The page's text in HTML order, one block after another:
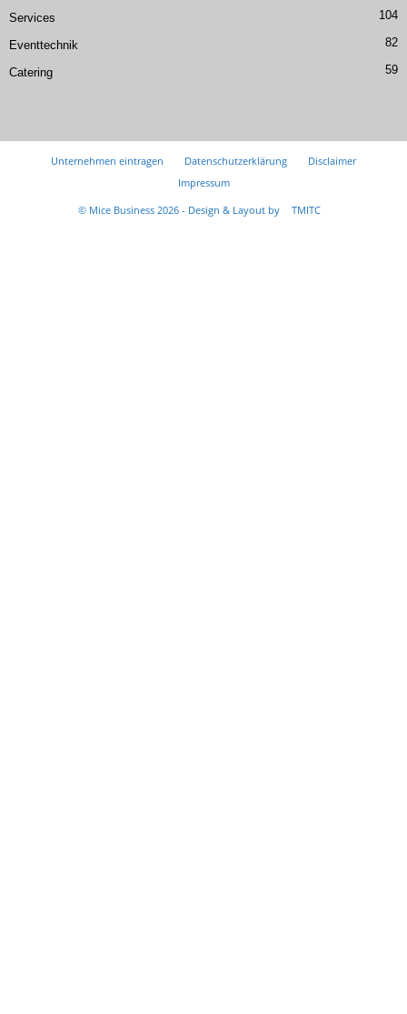
Services 104
Eventtechnik 82
Catering 59
Unternehmen eintragen Datenschutzerklärung
Disclaimer
Impressum
© Mice Business 2026 - Design & Layout by
TMITC